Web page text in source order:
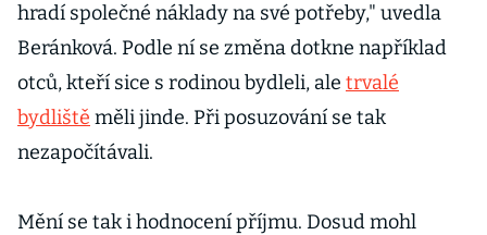
hradí společné náklady na své potřeby," uvedla
Beránková. Podle ní se změna dotkne například
otců, kteří sice s rodinou bydleli, ale trvalé
bydliště měli jinde. Při posuzování se tak
nezapočítávali.
Mění se tak i hodnocení příjmu. Dosud mohl